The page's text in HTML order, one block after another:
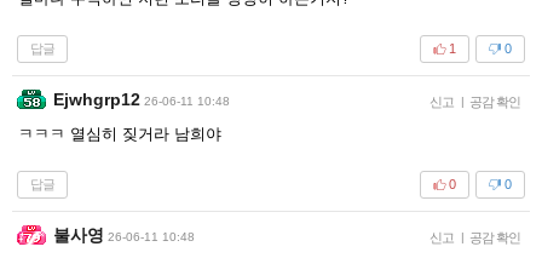
답글 0
1
Ejwhgrp12 26-06-11 10:48 신고 | 공감 확인
ㅋㅋㅋ 열심히 짖거라 남희야
답글 0
0
불사영 26-06-11 10:48 신고 | 공감 확인